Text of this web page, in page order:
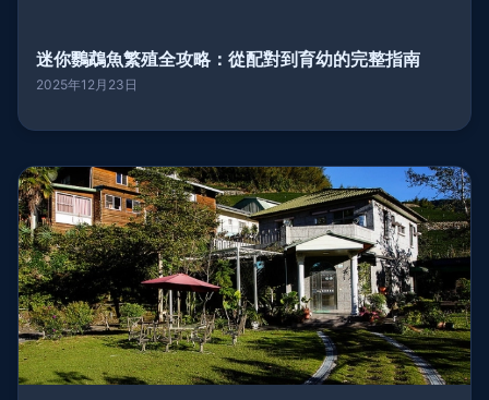
迷你鸚鵡魚繁殖全攻略：從配對到育幼的完整指南
2025年12月23日